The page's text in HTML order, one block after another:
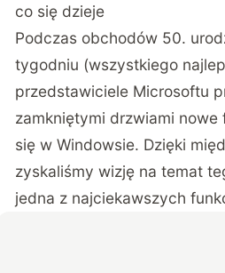
co się dzieje
Podczas obchodów 50.
tygodniu (wszystkiego
przedstawiciele Microsoftu
zamkniętymi drzwiami
się w Windowsie. Dzięki
zyskaliśmy wizję na temat
jedna z najciekawszych